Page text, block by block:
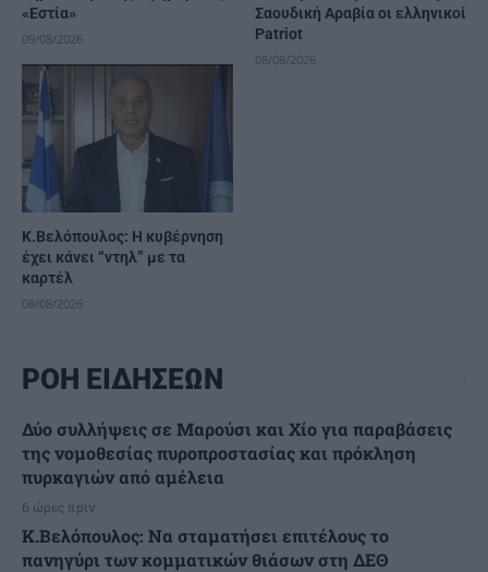
«Εστία»
09/08/2026
Σαουδική Αραβία οι ελληνικοί
Patriot
08/08/2026
Κ.Βελόπουλος: Η κυβέρνηση
έχει κάνει “ντηλ” με τα
καρτέλ
08/08/2026
ΡΟΗ ΕΙΔΗΣΕΩΝ
Δύο συλλήψεις σε Μαρούσι και Χίο για παραβάσεις
της νομοθεσίας πυροπροστασίας και πρόκληση
πυρκαγιών από αμέλεια
6 ώρες πριν
Κ.Βελόπουλος: Να σταματήσει επιτέλους το
πανηγύρι των κομματικών θιάσων στη ΔΕΘ